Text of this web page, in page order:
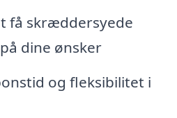
få skræddersyede
dine ønsker
og fleksibilitet i